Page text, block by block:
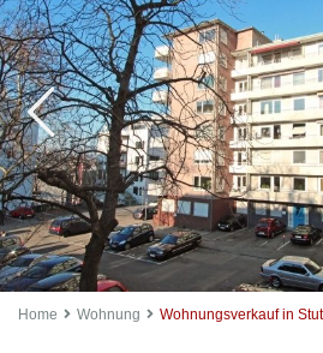
Home Wohnung Wohnungsverkauf in